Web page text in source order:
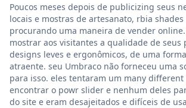
Poucos meses depois de publicizing seus
locais e mostras de artesanato, rbia shades
procurando uma maneira de vender
mostrar aos visitantes a qualidade de seus
designs leves e ergonômicos, de uma
atraente. seu Umbraco não forneceu uma
para isso. eles tentaram um many
encontrar o powr slider e nenhum deles
do site e eram desajeitados e difíceis de